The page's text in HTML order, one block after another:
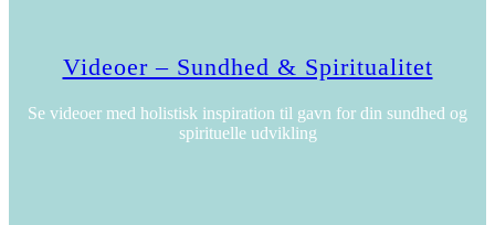
Videoer – Sundhed & Spiritualitet
Se videoer med holistisk inspiration til gavn for din sundhed og
spirituelle udvikling